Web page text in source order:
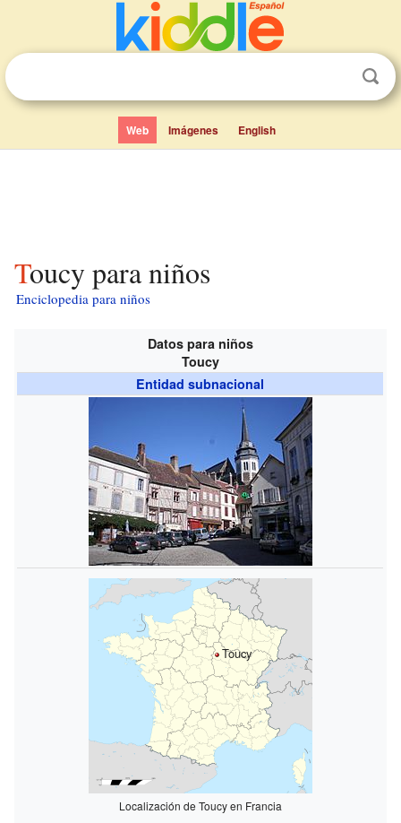
Web Imágenes English
Toucy para niños
Enciclopedia para niños
Datos para niños
Toucy
Entidad subnacional
Toucy
Localización de Toucy en Francia